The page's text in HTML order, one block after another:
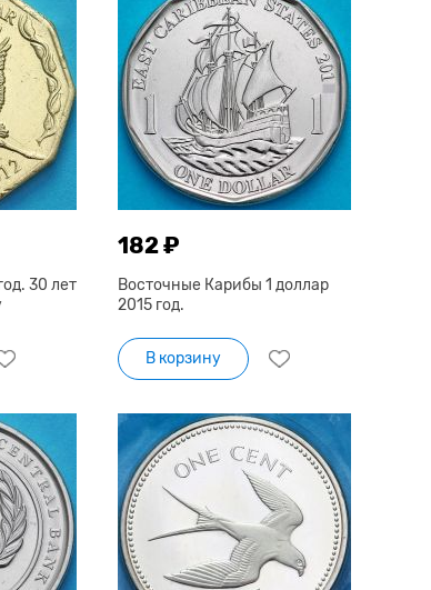
30 лет
182 ₽
Восточные Карибы 1 доллар
2015 год.
В корзину